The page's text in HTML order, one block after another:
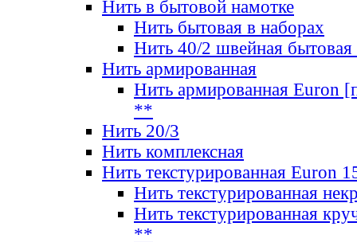
Нить в бытовой намотке
Нить бытовая в наборах
Нить 40/2 швейная бытовая
Нить армированная
Нить армированная Euron
**
Нить 20/3
Нить комплексная
Нить текстурированная Euron
Нить текстурированная
Нить текстурированная
**